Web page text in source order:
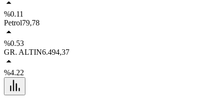
%0.11
Petrol79,78
%0.53
GR. ALTIN6.494,37
%4.22